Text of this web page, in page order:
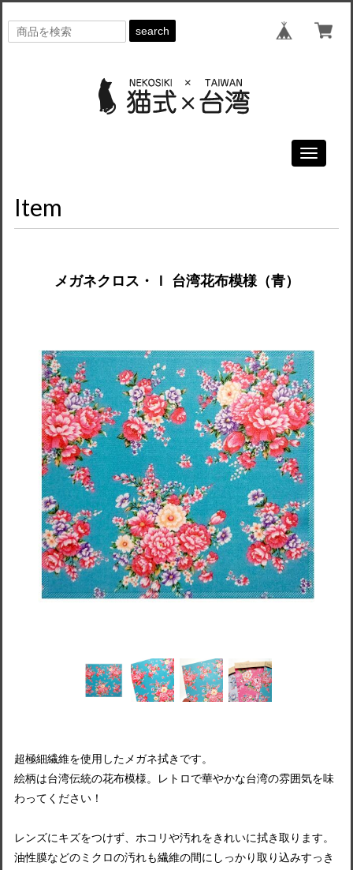
search
Toggle
Item
メガネクロス・Ｉ 台湾花布模様（青）
超極細繊維を使用したメガネ拭きです。
絵柄は台湾伝統の花布模様。レトロで華やかな台湾の雰囲気を味
わってください！
レンズにキズをつけず、ホコリや汚れをきれいに拭き取ります。
油性膜などのミクロの汚れも繊維の間にしっかり取り込みすっき